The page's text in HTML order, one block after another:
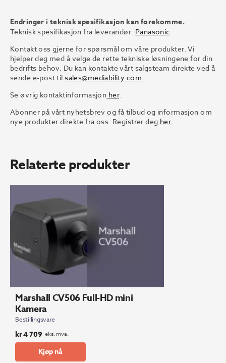
Endringer i teknisk spesifikasjon kan forekomme.
Teknisk spesifikasjon fra leverandør: Panasonic
Kontakt oss gjerne for spørsmål om våre produkter. Vi
hjelper deg med å velge de rette tekniske løsningene for din
bedrifts behov. Du kan kontakte vårt salgsteam direkte ved å
sende e-post tilsales@mediability.com
Se øvrig kontaktinformasjon her.
Abonner på vårt nyhetsbrev og få tilbud og informasjon om
nye produkter direkte fra oss. Registrer deg her.
Relaterte produkter
Marshall CV506 Full-HD mini
Kamera
Bestillingsvare
kr4 709 eks. mva.
Kjøp nå